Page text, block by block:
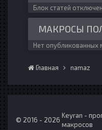
Блок статей отключен
МАКРОСЫ
Нет опубликованных
Главная namaz
© 2016 - 2026
Keyran -
макросов